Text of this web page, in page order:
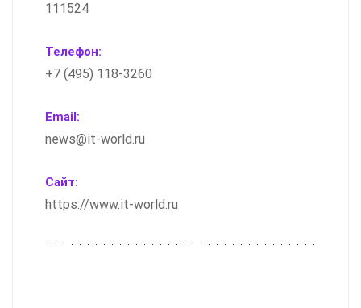
111524
Телефон:
+7 (495) 118-3260
Email:
news@it-world.ru
Сайт:
https://www.it-world.ru